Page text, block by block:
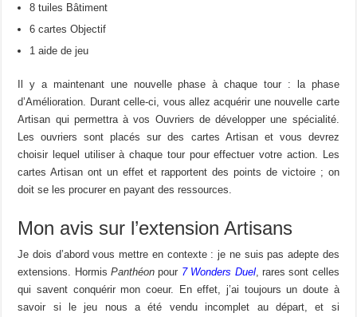
8 tuiles Bâtiment
6 cartes Objectif
1 aide de jeu
Il y a maintenant une nouvelle phase à chaque tour : la phase
d’Amélioration. Durant celle-ci, vous allez acquérir une nouvelle carte
Artisan qui permettra à vos Ouvriers de développer une spécialité.
Les ouvriers sont placés sur des cartes Artisan et vous devrez
choisir lequel utiliser à chaque tour pour effectuer votre action. Les
cartes Artisan ont un effet et rapportent des points de victoire ; on
doit se les procurer en payant des ressources.
Mon avis sur l’extension Artisans
Je dois d’abord vous mettre en contexte : je ne suis pas adepte des
extensions. HormisPanthéon pour 7 Wonders Duel, rares sont celles
qui savent conquérir mon coeur. En effet, j’ai toujours un doute à
savoir si le jeu nous a été vendu incomplet au départ, et si